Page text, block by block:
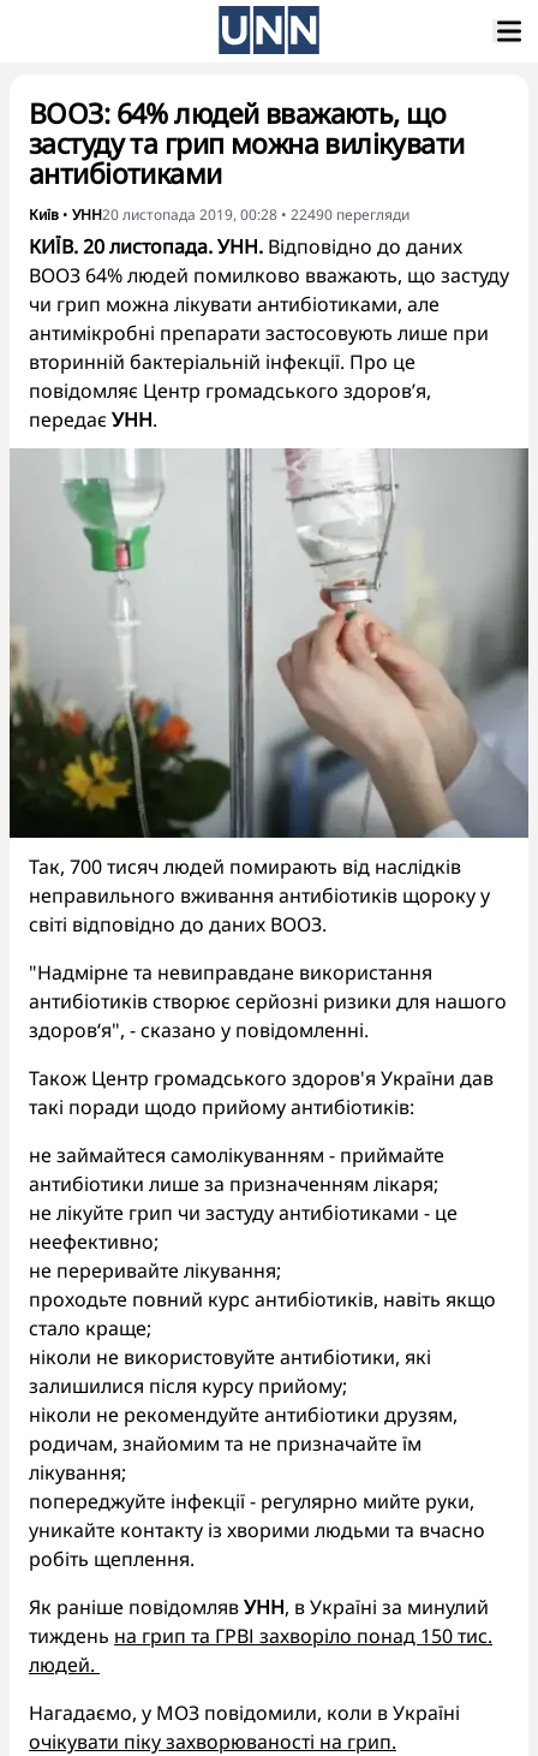
ВООЗ: 64% людей вважають, що
застуду та грип можна вилікувати
антибіотиками
Київ • УНН20 листопада 2019, 00:28 • 22490 перегляди
КИЇВ. 20 листопада. УНН. Відповідно до даних
ВООЗ 64% людей помилково вважають, що застуду
чи грип можна лікувати антибіотиками, але
антимікробні препарати застосовують лише при
вторинній бактеріальній інфекції. Про це
повідомляє Центр громадського здоров’я,
передає УНН.
Так, 700 тисяч людей помирають від наслідків
неправильного вживання антибіотиків щороку у
світі відповідно до даних ВООЗ.
"Надмірне та невиправдане використання
антибіотиків створює серйозні ризики для нашого
здоров‘я", - сказано у повідомленні.
Також Центр громадського здоров'я України дав
такі поради щодо прийому антибіотиків:
не займайтеся самолікуванням - приймайте
антибіотики лише за призначенням лікаря;
не лікуйте грип чи застуду антибіотиками - це
неефективно;
не переривайте лікування;
проходьте повний курс антибіотиків, навіть якщо
стало краще;
ніколи не використовуйте антибіотики, які
залишилися після курсу прийому;
ніколи не рекомендуйте антибіотики друзям,
родичам, знайомим та не призначайте їм
лікування;
попереджуйте інфекції - регулярно мийте руки,
уникайте контакту із хворими людьми та вчасно
робіть щеплення.
Як раніше повідомлявУНН, в Україні за минулий
тиждень на грип та ГРВІ захворіло понад 150 тис.
людей.
Нагадаємо, у МОЗ повідомили, коли в Україні
очікувати піку захворюваності на грип.